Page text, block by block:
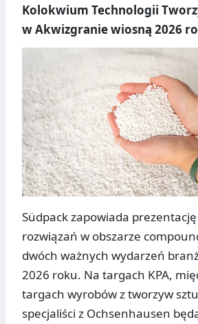
Kolokwium Technologii
w Akwizgranie wiosną 2026
Südpack zapowiada
rozwiązań w obszarze
dwóch ważnych wydarzeń
2026 roku. Na targach KPA,
targach wyrobów z tworzyw
specjaliści z Ochsenhausen